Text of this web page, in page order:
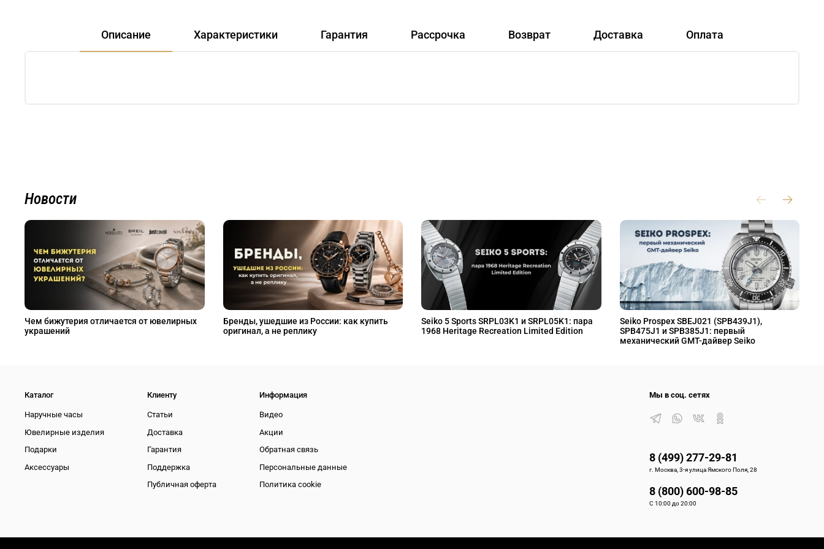
Описание Характеристики Гарантия Рассрочка Возврат Доставка Оплата
Новости
Чем бижутерия отличается от ювелирных
украшений
Бренды, ушедшие из России: как купить
оригинал, а не реплику
Seiko 5 Sports SRPL03K1 и SRPL05K1: пара
1968 Heritage Recreation Limited Edition
Seiko Prospex SBEJ021 (SPB439J1),
SPB475J1 и SPB385J1: первый
механический GMT-дайвер Seiko
Каталог
Наручные часы
Ювелирные изделия
Подарки
Аксессуары
Клиенту
Статьи
Доставка
Гарантия
Поддержка
Публичная оферта
Информация
Видео
Акции
Обратная связь
Персональные данные
Политика cookie
Мы в соц. сетях
8 (499) 277-29-81
г. Москва, 3-я улица Ямского Поля, 28
8 (800) 600-98-85
С 10:00 до 20:00